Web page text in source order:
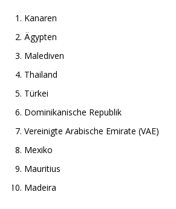
Kanaren
Ägypten
Malediven
Thailand
Türkei
Dominikanische Republik
Vereinigte Arabische Emirate (VAE)
Mexiko
Mauritius
Madeira